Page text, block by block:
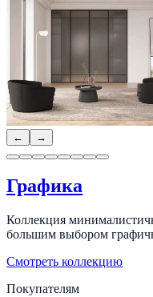
← →
Графика
Коллекция
большим выбором
Смотреть коллекцию
Покупателям